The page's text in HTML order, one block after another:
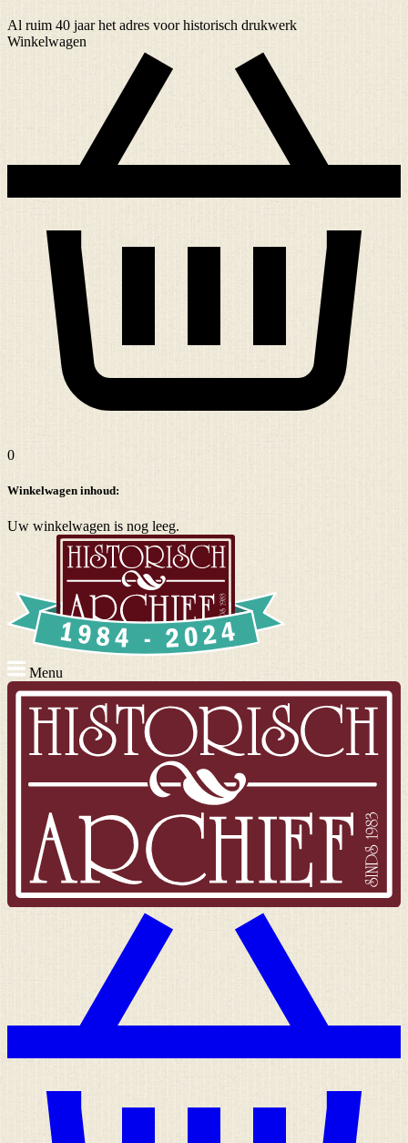
Al ruim 40 jaarhet adres voor historisch drukwerk
Winkelwagen
0
Winkelwagen inhoud:
Uw winkelwagen is nog leeg.
Menu